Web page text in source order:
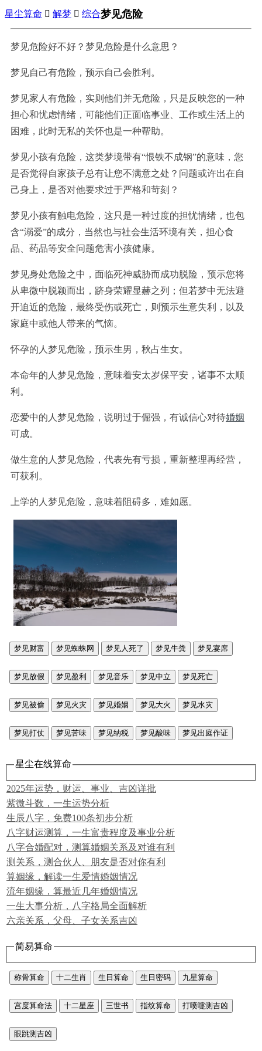
星尘算命  解梦  综合梦见危险
梦见危险好不好？梦见危险是什么意思？
梦见自己有危险，预示自己会胜利。
梦见家人有危险，实则他们并无危险，只是反映您的一种
担心和忧虑情绪，可能他们正面临事业、工作或生活上的
困难，此时无私的关怀也是一种帮助。
梦见小孩有危险，这类梦境带有“恨铁不成钢”的意味，您
是否觉得自家孩子总有让您不满意之处？问题或许出在自
己身上，是否对他要求过于严格和苛刻？
梦见小孩有触电危险，这只是一种过度的担忧情绪，也包
含“溺爱”的成分，当然也与社会生活环境有关，担心食
品、药品等安全问题危害小孩健康。
梦见身处危险之中，面临死神威胁而成功脱险，预示您将
从卑微中脱颖而出，跻身荣耀显赫之列；但若梦中无法避
开迫近的危险，最终受伤或死亡，则预示生意失利，以及
家庭中或他人带来的气恼。
怀孕的人梦见危险，预示生男，秋占生女。
本命年的人梦见危险，意味着安太岁保平安，诸事不太顺
利。
恋爱中的人梦见危险，说明过于倔强，有诚信心对待婚姻
可成。
做生意的人梦见危险，代表先有亏损，重新整理再经营，
可获利。
上学的人梦见危险，意味着阻碍多，难如愿。
梦见财富 梦见蜘蛛网 梦见人死了 梦见牛粪 梦见宴席
梦见放假 梦见盈利 梦见音乐 梦见中立 梦见死亡
梦见被偷 梦见火灾 梦见婚姻 梦见大火 梦见水灾
梦见打仗 梦见苦味 梦见纳税 梦见酸味 梦见出庭作证
星尘在线算命
2025年运势，财运、事业、吉凶详批
紫微斗数，一生运势分析
生辰八字，免费100条初步分析
八字财运测算，一生富贵程度及事业分析
八字合婚配对，测算婚姻关系及对谁有利
测关系，测合伙人、朋友是否对你有利
算姻缘，解读一生爱情婚姻情况
流年姻缘，算最近几年婚姻情况
一生大事分析，八字格局全面解析
六亲关系，父母、子女关系吉凶
简易算命
称骨算命 十二生肖 生日算命 生日密码 九星算命
宫度算命法 十二星座 三世书 指纹算命 打喷嚏测吉凶
眼跳测吉凶